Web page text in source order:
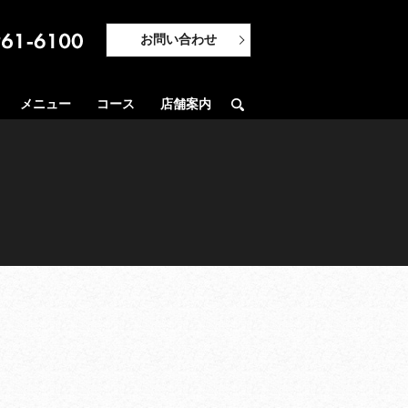
メニュー コース 店舗案内 search
お問い合わせ